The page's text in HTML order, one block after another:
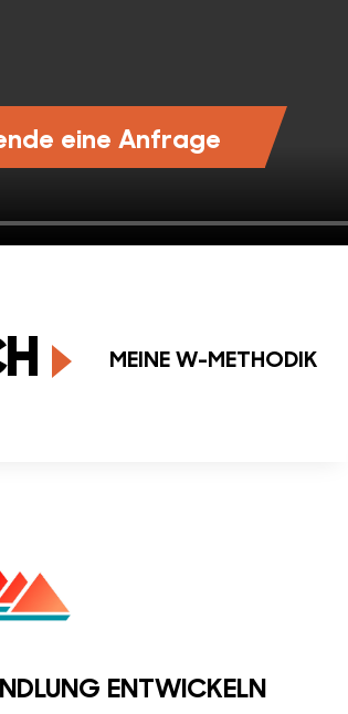
eine Anfrage
MEINE W-METHODIK
ENTWICKELN